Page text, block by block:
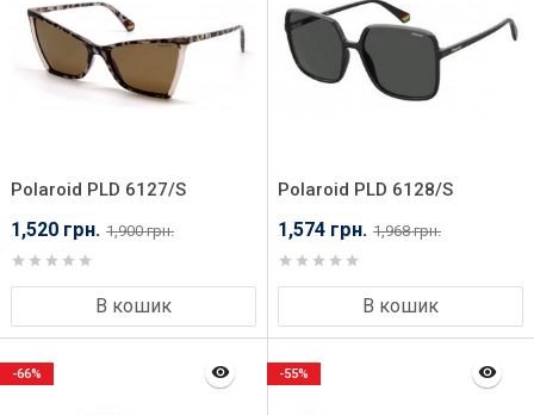
Polaroid PLD 6127/S
XLT57SP
1,520 грн. 1,900 грн.
В кошик
Polaroid PLD 6128/S
08A59M9
1,574 грн. 1,968 грн.
В кошик
-66% -55%